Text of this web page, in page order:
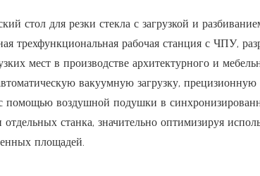
стол для резки стекла с загрузкой и
трехфункциональная рабочая станция с ЧПУ,
мест в производстве архитектурного и
вакуумную загрузку,
помощью воздушной подушки в
отдельных станка, значительно оптимизируя
площадей.